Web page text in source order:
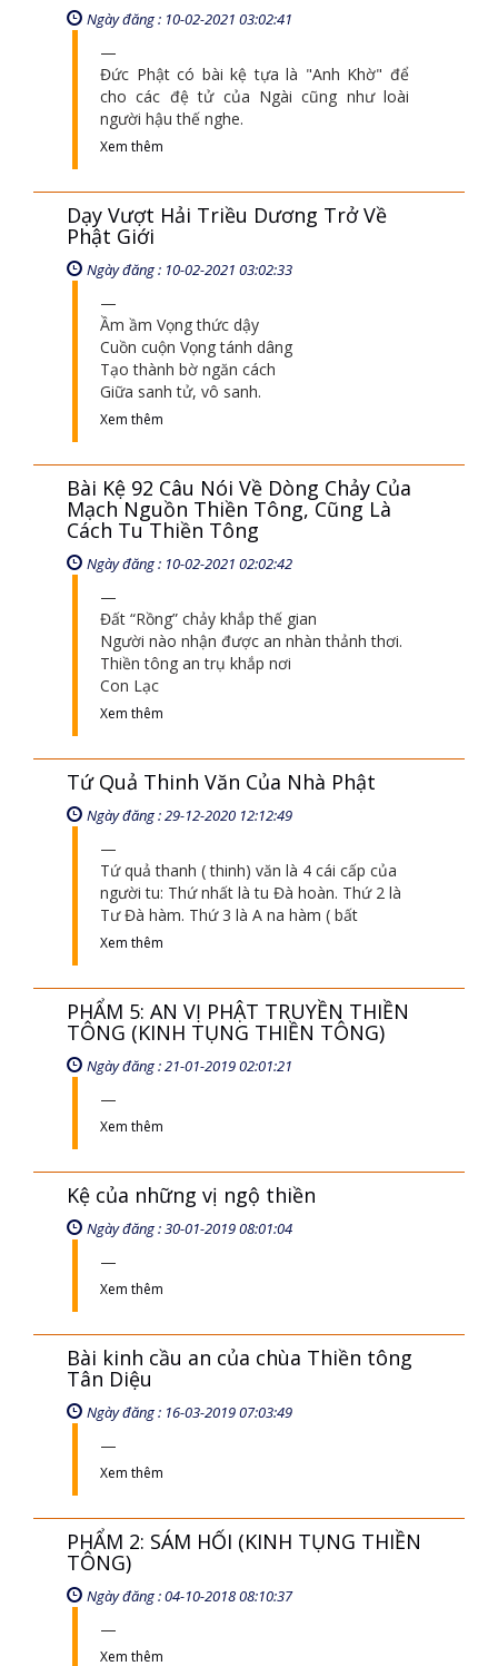
Ngày đăng : 10-02-2021 03:02:41
Đức Phật có bài kệ tựa là "Anh Khờ" để
cho các đệ tử của Ngài cũng như loài
người hậu thế nghe.
Xem thêm
Dạy Vượt Hải Triều Dương Trở Về
Phật Giới
Ngày đăng : 10-02-2021 03:02:33
Ầm ầm Vọng thức dậy
Cuồn cuộn Vọng tánh dâng
Tạo thành bờ ngăn cách
Giữa sanh tử, vô sanh.
Xem thêm
Bài Kệ 92 Câu Nói Về Dòng Chảy Của
Mạch Nguồn Thiền Tông, Cũng Là
Cách Tu Thiền Tông
Ngày đăng : 10-02-2021 02:02:42
Đất “Rồng” chảy khắp thế gian
Người nào nhận được an nhàn thảnh thơi.
Thiền tông an trụ khắp nơi
Con Lạc
Xem thêm
Tứ Quả Thinh Văn Của Nhà Phật
Ngày đăng : 29-12-2020 12:12:49
Tứ quả thanh ( thinh) văn là 4 cái cấp của
người tu: Thứ nhất là tu Đà hoàn. Thứ 2 là
Tư Đà hàm. Thứ 3 là A na hàm ( bất
Xem thêm
PHẨM 5: AN VỊ PHẬT TRUYỀN THIỀN
TÔNG (KINH TỤNG THIỀN TÔNG)
Ngày đăng : 21-01-2019 02:01:21
Xem thêm
Kệ của những vị ngộ thiền
Ngày đăng : 30-01-2019 08:01:04
Xem thêm
Bài kinh cầu an của chùa Thiền tông
Tân Diệu
Ngày đăng : 16-03-2019 07:03:49
Xem thêm
PHẨM 2: SÁM HỐI (KINH TỤNG THIỀN
TÔNG)
Ngày đăng : 04-10-2018 08:10:37
Xem thêm